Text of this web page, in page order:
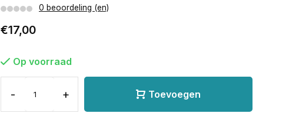
0 beoordeling (en)
€17,00
Op voorraad
- + Toevoegen